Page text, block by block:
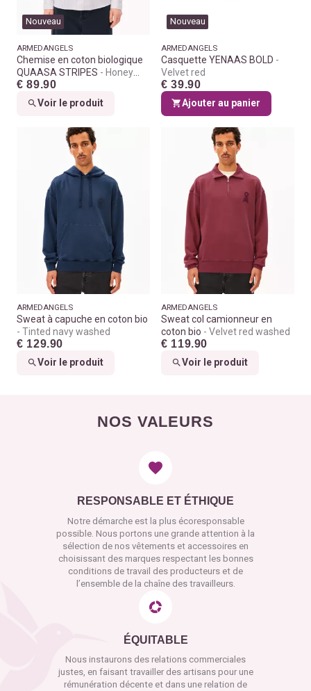
Nouveau
ARMEDANGELS
Chemise en coton biologique
QUAASA STRIPES
Honey
reed
€ 89.90
Voir le produit
Nouveau
ARMEDANGELS
Casquette YENAAS BOLD
Velvet red
€ 39.90
Ajouter au panier
ARMEDANGELS
Sweat à capuche en coton bio
Tinted navy washed
€ 129.90
Voir le produit
ARMEDANGELS
Sweat col camionneur en
coton bio
Velvet red washed
€ 119.90
Voir le produit
NOS VALEURS
RESPONSABLE ET ÉTHIQUE
Notre démarche est la plus écoresponsable
possible. Nous portons une grande attention à la
sélection de nos vêtements et accessoires en
choisissant des marques respectant les bonnes
conditions de travail des producteurs et de
l’ensemble de la chaîne des travailleurs.
ÉQUITABLE
Nous instaurons des relations commerciales
justes, en faisant travailler des artisans pour une
rémunération décente et dans une relation de